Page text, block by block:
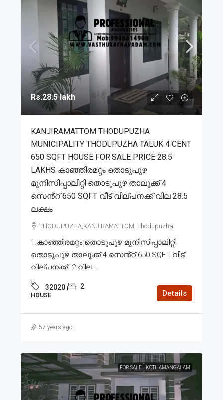
Rs.28.5 lakh
KANJIRAMATTOM THODUPUZHA
MUNICIPALITY THODUPUZHA TALUK 4 CENT
650 SQFT HOUSE FOR SALE PRICE 28.5
LAKHS കാഞ്ഞിരമറ്റം തൊടുപുഴ
മുനിസിപ്പാലിറ്റി തൊടുപുഴ താലൂക്ക് 4
സെൻ്റ് 650 SQFT വീട് വില്പനക്ക് വില 28.5
ലക്ഷം
THODUPUZHA,KANJIRAMATTOM, Thodupuzha
1.കാഞ്ഞിരമറ്റം തൊടുപുഴ മുനിസിപ്പാലിറ്റി
തൊടുപുഴ താലൂക്ക് 4 സെൻ്റ് 650 SQFT വീട്
വില്പനക്ക്. 2.വില...
32020 2
HOUSE Details
57 years ago
FOR SALE KOTHAMANGALAM